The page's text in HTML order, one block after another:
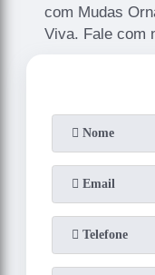
com Mudas
Viva. Fale com